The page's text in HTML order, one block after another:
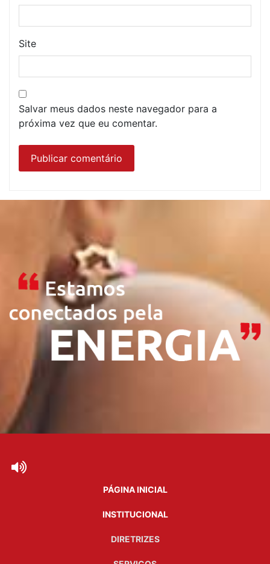
Site
Salvar meus dados neste navegador para a
próxima vez que eu comentar.
PÁGINA INICIAL
INSTITUCIONAL
DIRETRIZES